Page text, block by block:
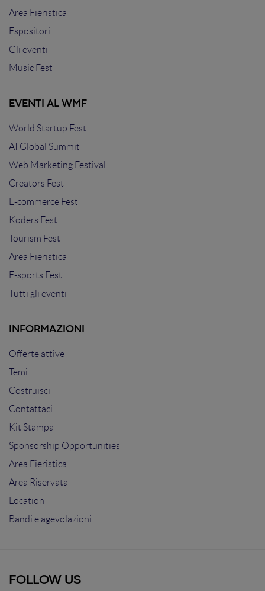
Area Fieristica
Espositori
Gli eventi
Music Fest
EVENTI AL WMF
World Startup Fest
AI Global Summit
Web Marketing Festival
Creators Fest
E-commerce Fest
Koders Fest
Tourism Fest
Area Fieristica
E-sports Fest
Tutti gli eventi
INFORMAZIONI
Offerte attive
Temi
Costruisci
Contattaci
Kit Stampa
Sponsorship Opportunities
Area Fieristica
Area Riservata
Location
Bandi e agevolazioni
FOLLOW US